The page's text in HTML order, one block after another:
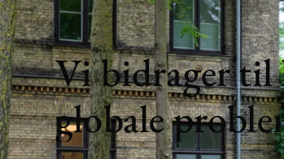
Vi bidrager til
globale